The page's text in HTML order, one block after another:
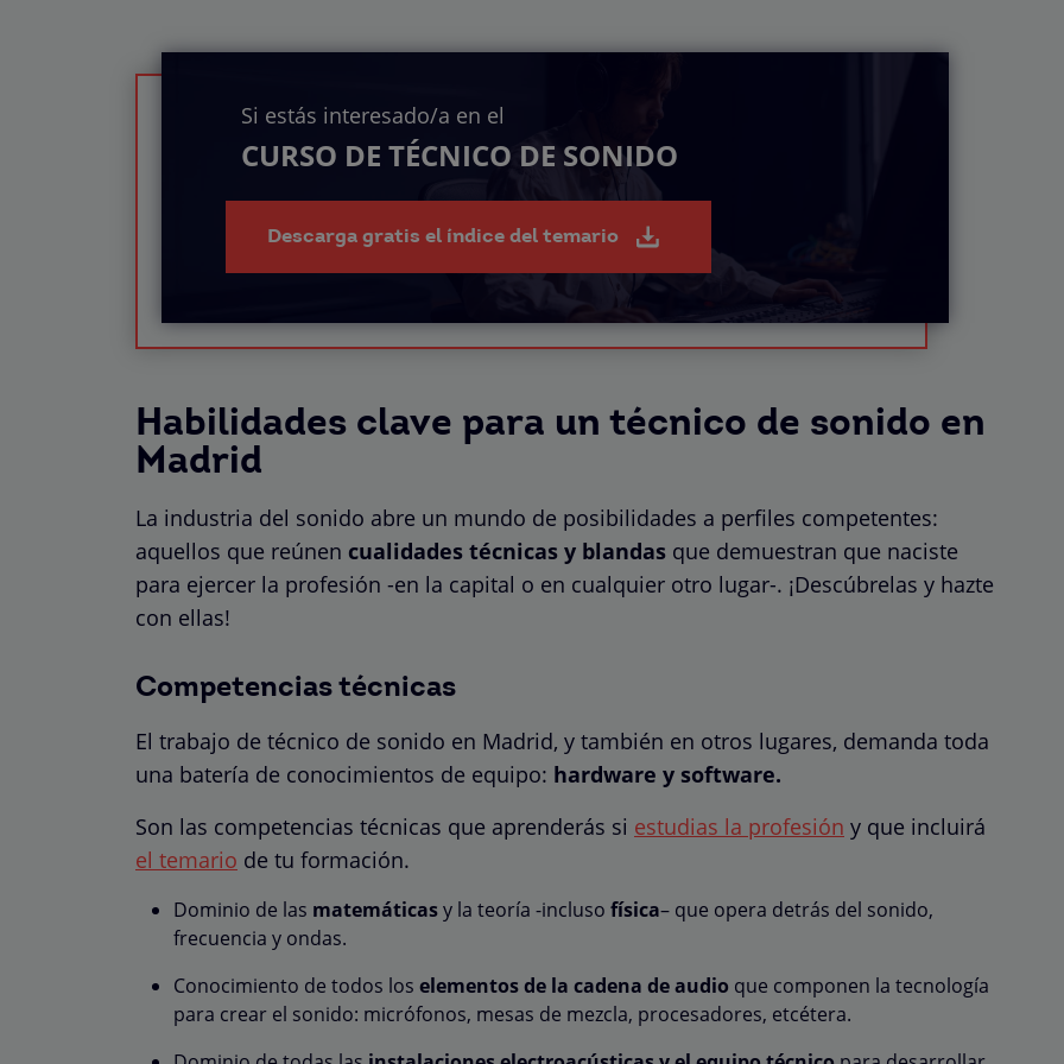
Si estás interesado/a en el
CURSO DE TÉCNICO DE SONIDO
Descarga gratis el índice del temario
Habilidades clave para un técnico de sonido en
Madrid
La industria del sonido abre un mundo de posibilidades a perfiles competentes:
aquellos que reúnen cualidades técnicas y blandas que demuestran que naciste
para ejercer la profesión -en la capital o en cualquier otro lugar-. ¡Descúbrelas y hazte
con ellas!
Competencias técnicas
El trabajo de técnico de sonido en Madrid, y también en otros lugares, demanda toda
una batería de conocimientos de equipo: hardware y software.
Son las competencias técnicas que aprenderás si estudias la profesión y que incluirá
el temario de tu formación.
Dominio de las matemáticasy la teoría -incluso física– que opera detrás del sonido,
frecuencia y ondas.
Conocimiento de todos los elementos de la cadena de audio que componen la tecnología
para crear el sonido: micrófonos, mesas de mezcla, procesadores, etcétera.